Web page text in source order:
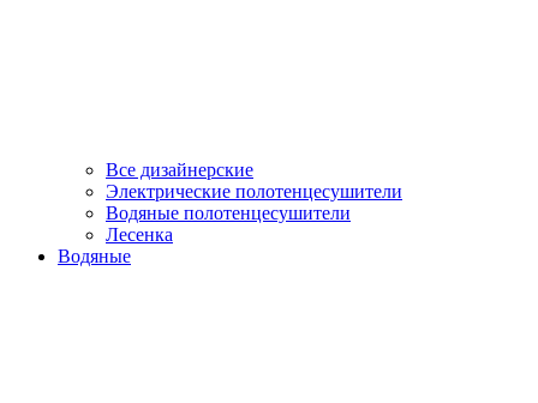
Все дизайнерские
Электрические полотенцесушители
Водяные полотенцесушители
Лесенка
Водяные